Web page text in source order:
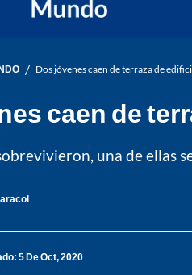
/ Dos jóvenes caen de terraza de
caen de
una de ellas
5 De Oct, 2020